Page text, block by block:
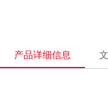
产品详细信息